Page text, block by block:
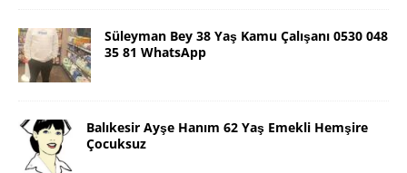
Süleyman Bey 38 Yaş Kamu Çalışanı 0530 048
35 81 WhatsApp
Balıkesir Ayşe Hanım 62 Yaş Emekli Hemşire
Çocuksuz